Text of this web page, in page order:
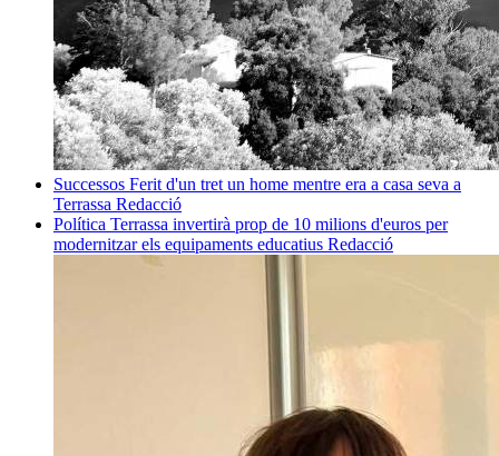
Successos Ferit d'un tret un home mentre era a casa seva a
Terrassa Redacció
Política Terrassa invertirà prop de 10 milions d'euros per
modernitzar els equipaments educatius Redacció